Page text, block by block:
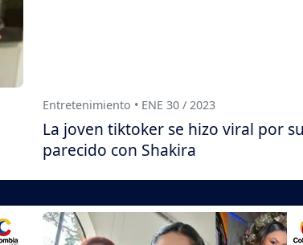
Entretenimiento • ENE 30 / 2023
La joven tiktoker se hizo viral por su
parecido con Shakira